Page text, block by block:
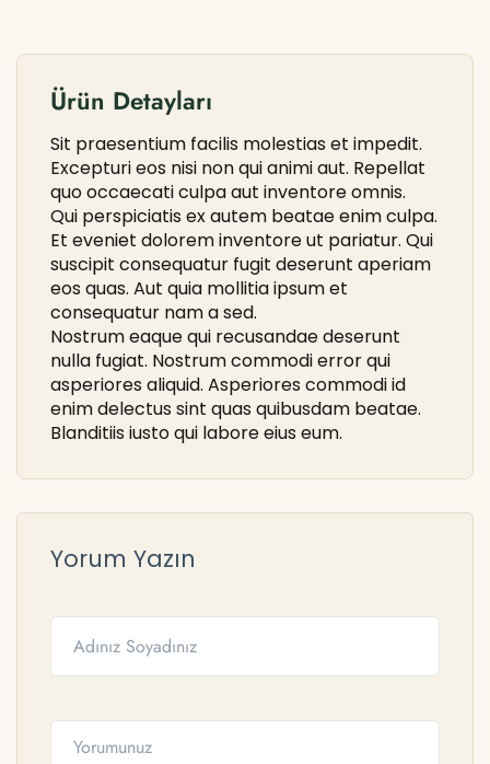
Ürün Detayları
Sit praesentium facilis molestias et impedit.
Excepturi eos nisi non qui animi aut. Repellat
quo occaecati culpa aut inventore omnis.
Qui perspiciatis ex autem beatae enim culpa.
Et eveniet dolorem inventore ut pariatur. Qui
suscipit consequatur fugit deserunt aperiam
eos quas. Aut quia mollitia ipsum et
consequatur nam a sed.
Nostrum eaque qui recusandae deserunt
nulla fugiat. Nostrum commodi error qui
asperiores aliquid. Asperiores commodi id
enim delectus sint quas quibusdam beatae.
Blanditiis iusto qui labore eius eum.
Yorum Yazın